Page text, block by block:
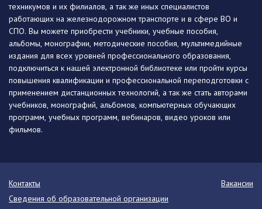
техникумов и их филиалов, а так же иных специалистов
работающих на железнодорожном транспорте и в сфере ВО и
СПО. Вы можете приобрести учебники, учебные пособия,
альбомы, монографии, методические пособия, мультимедийные
издания для всех уровней профессионального образования,
подключиться к нашей электронной библиотеке или пройти курсы
повышения квалификации и профессиональной переподготовки с
применением дистанционных технологий, а так же стать авторами
учебников, монографий, альбомов, компьютерных обучающих
программ, учебных программ, вебинаров, видео уроков или
фильмов.
Контакты
Вакансии
Сведения об образовательной организации